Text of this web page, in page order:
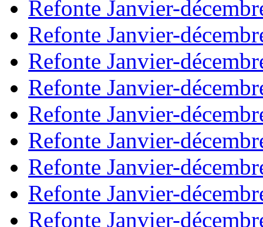
Refonte Janvier-
Refonte Janvier-
Refonte Janvier-
Refonte Janvier-
Refonte Janvier-
Refonte Janvier-
Refonte Janvier-
Refonte Janvier-
Refonte Janvier-